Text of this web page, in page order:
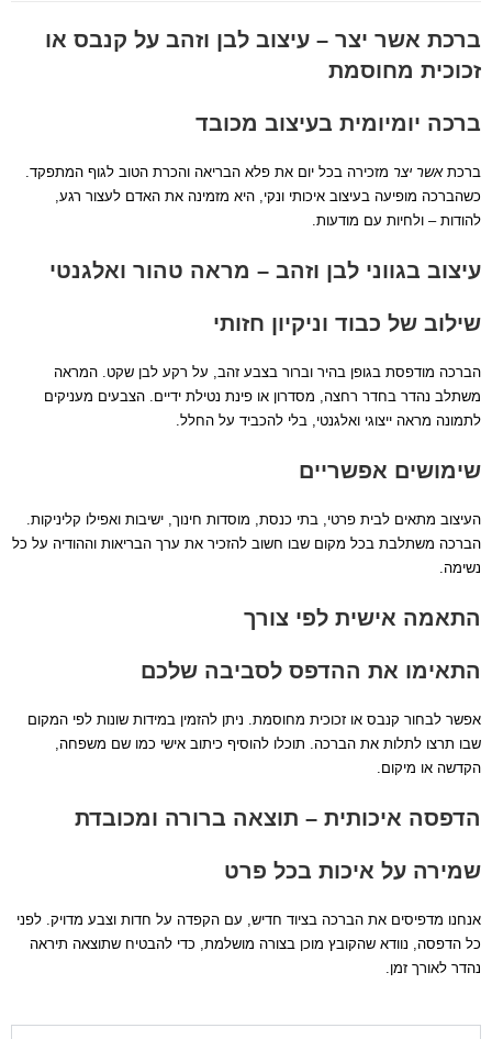
ברכת אשר יצר – עיצוב לבן וזהב על קנבס או
זכוכית מחוסמת
ברכה יומיומית בעיצוב מכובד
ברכתאשר יצר מזכירה בכל יום את פלא הבריאה והכרת הטוב לגוף המתפקד.
כשהברכה מופיעה בעיצוב איכותי ונקי, היא מזמינה את האדם לעצור רגע,
להודות – ולחיות עם מודעות.
עיצוב בגווני לבן וזהב – מראה טהור ואלגנטי
שילוב של כבוד וניקיון חזותי
הברכה מודפסת בגופן בהיר וברור בצבע זהב, על רקע לבן שקט. המראה
משתלב נהדר בחדר רחצה, מסדרון או פינת נטילת ידיים. הצבעים מעניקים
לתמונה מראה ייצוגי ואלגנטי, בלי להכביד על החלל.
שימושים אפשריים
העיצוב מתאים לבית פרטי, בתי כנסת, מוסדות חינוך, ישיבות ואפילו קליניקות.
הברכה משתלבת בכל מקום שבו חשוב להזכיר את ערך הבריאות וההודיה על כל
נשימה.
התאמה אישית לפי צורך
התאימו את ההדפס לסביבה שלכם
אפשר לבחור קנבס או זכוכית מחוסמת. ניתן להזמין במידות שונות לפי המקום
שבו תרצו לתלות את הברכה. תוכלו להוסיף כיתוב אישי כמו שם משפחה,
הקדשה או מיקום.
הדפסה איכותית – תוצאה ברורה ומכובדת
שמירה על איכות בכל פרט
אנחנו מדפיסים את הברכה בציוד חדיש, עם הקפדה על חדות וצבע מדויק. לפני
כל הדפסה, נוודא שהקובץ מוכן בצורה מושלמת, כדי להבטיח שתוצאה תיראה
נהדר לאורך זמן.